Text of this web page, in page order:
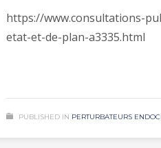
https://www.consultations-
etat-et-de-plan-a3335.html
PUBLISHED IN PERTURBATEURS